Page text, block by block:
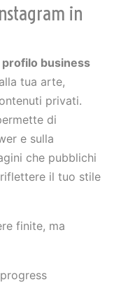
in
profilo business
tua arte,
privati.
di
e sulla
che pubblichi
il tuo stile
finite, ma